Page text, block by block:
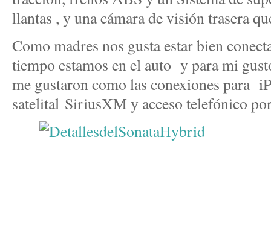
llantas , y una cámara de visión trasera
Como madres nos gusta estar bien
tiempo estamos en el auto y para mi
me gustaron como las conexiones para
satelital SiriusXM y acceso telefónico